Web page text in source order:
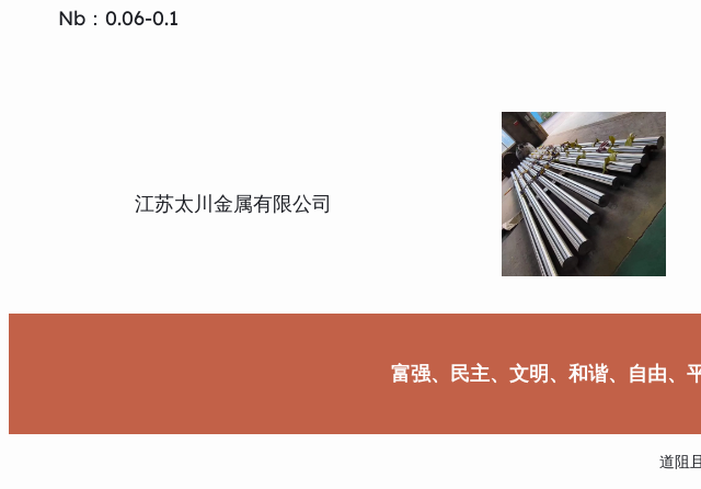
Nb：0.06-0.1
江苏太川金属有限公司
富强、民主、文明、和谐、自由、
道阻